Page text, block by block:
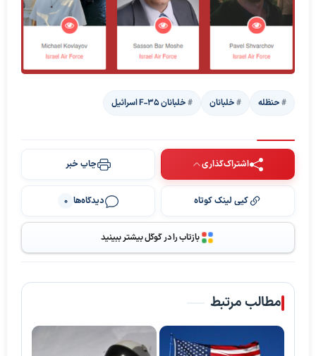
حنظله خلبانان خلبانان F-35 اسرائیل
اشتراک‌گذاری چاپ خبر
کپی لینک کوتاه دیدگاه‌ها 0
بازتاب را در گوگل بیشتر ببینید
مطالب مرتبط